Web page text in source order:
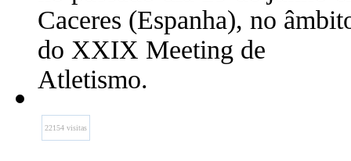
Caceres (Espanha), no
do XXIX Meeting de
Atletismo.
22154 visitas